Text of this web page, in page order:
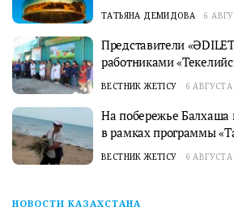
ТАТЬЯНА ДЕМИДОВА 6
Представители
работниками
ВЕСТНИК ЖЕТІСУ 6 АВГУСТА
На побережье Балхаша
в рамках программы
ВЕСТНИК ЖЕТІСУ 6 АВГУСТА
НОВОСТИ КАЗАХСТАНА